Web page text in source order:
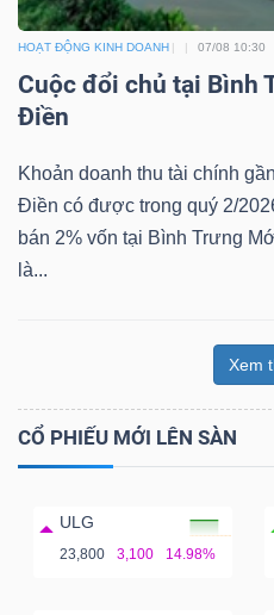
HOẠT ĐỘNG KINH DOANH 07/08 10:30
Cuộc đổi chủ tại Bình
Điền
Khoản doanh thu tài chính
Điền có được trong quý 2/
bán 2% vốn tại Bình Trưng
là...
Xem
CỔ PHIẾU MỚI LÊN SÀN
ULG
23,800 3,100 14.98%